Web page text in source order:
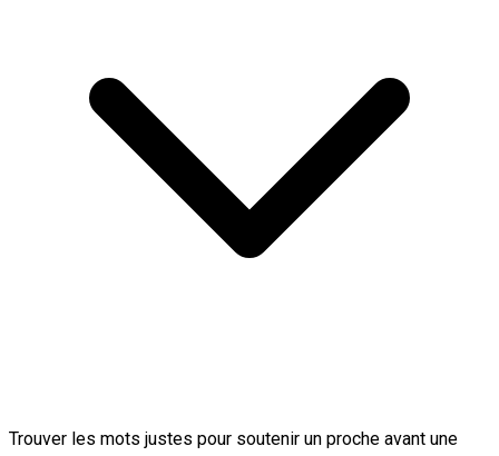
Trouver les mots justes pour soutenir un proche avant une